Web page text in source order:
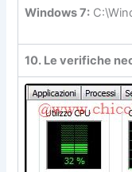
Windows 7:
10. Le verifiche